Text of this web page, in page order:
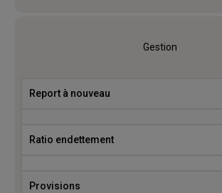
Gestion
Report à nouveau
Ratio endettement
Provisions